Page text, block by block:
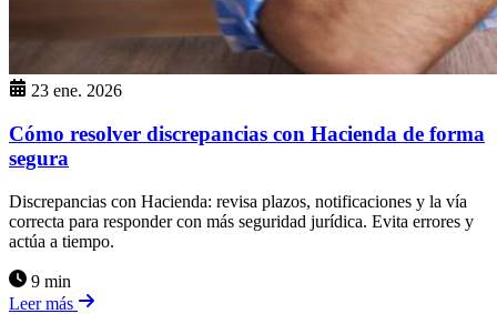
23 ene. 2026
Cómo resolver discrepancias con Hacienda de forma
segura
Discrepancias con Hacienda: revisa plazos, notificaciones y la vía
correcta para responder con más seguridad jurídica. Evita errores y
actúa a tiempo.
9 min
Leer más